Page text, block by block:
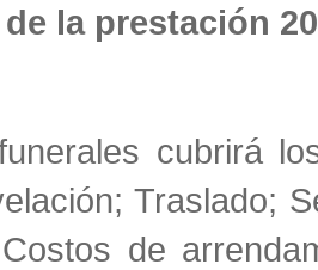
la prestación
cubrirá
Traslado;
de